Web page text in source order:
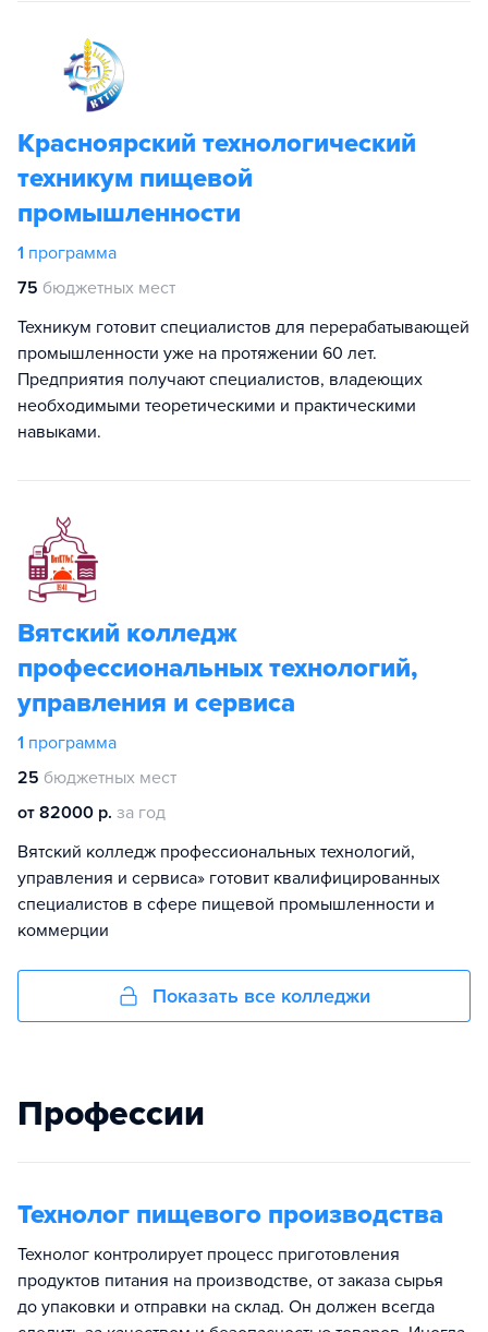
Красноярский технологический
техникум пищевой
промышленности
1 программа
75 бюджетных мест
Техникум готовит специалистов для перерабатывающей
промышленности уже на протяжении 60 лет.
Предприятия получают специалистов, владеющих
необходимыми теоретическими и практическими
навыками.
Вятский колледж
профессиональных технологий,
управления и сервиса
1 программа
25 бюджетных мест
от 82000 р. за год
Вятский колледж профессиональных технологий,
управления и сервиса» готовит квалифицированных
специалистов в сфере пищевой промышленности и
коммерции
Показать все колледжи
Профессии
Технолог пищевого производства
Технолог контролирует процесс приготовления
продуктов питания на производстве, от заказа сырья
до упаковки и отправки на склад. Он должен всегда